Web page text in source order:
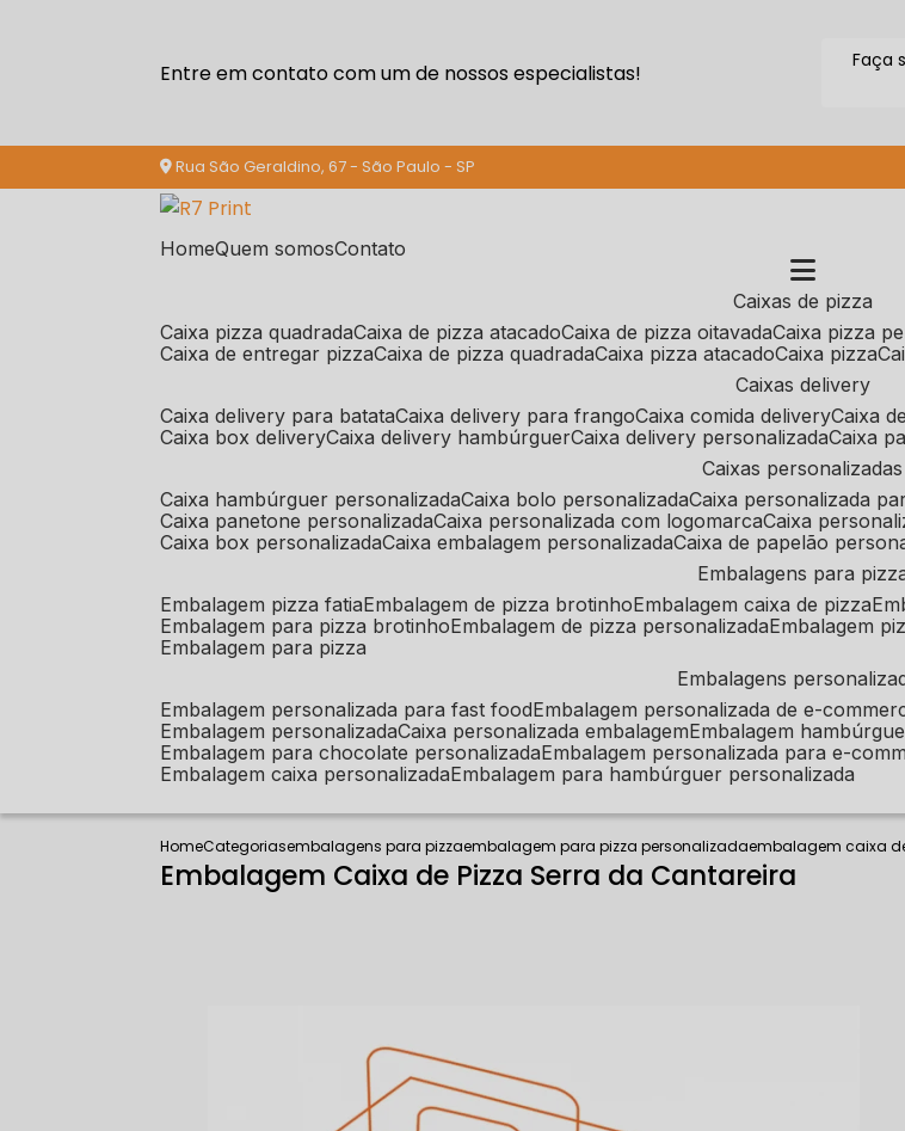
Entre em contato com um de nossos especialistas!
Faça
Rua São Geraldino, 67 - São Paulo - SP
Home Quem somos Contato
caixas de pizza
caixa pizza quadrada caixa de pizza atacado caixa de pizza oitavada caixa pizza
caixa de entregar pizza caixa de pizza quadrada caixa pizza atacado caixa pizza
caixas delivery
caixa delivery para batata caixa delivery para frango caixa comida delivery caixa
caixa box delivery caixa delivery hambúrguer caixa delivery personalizada caixa
caixas personalizadas
caixa hambúrguer personalizada caixa bolo personalizada caixa personalizada
caixa panetone personalizada caixa personalizada com logomarca caixa
caixa box personalizada caixa embalagem personalizada caixa de papelão
embalagens para
embalagem pizza fatia embalagem de pizza brotinho embalagem caixa de pizza
embalagem para pizza brotinho embalagem de pizza personalizada embalagem
embalagem para pizza
embalagens
embalagem personalizada para fast food embalagem personalizada de e-
embalagem personalizada caixa personalizada embalagem embalagem
embalagem para chocolate personalizada embalagem personalizada para e-
embalagem caixa personalizada embalagem para hambúrguer personalizada
HomeCategoriasembalagens para pizzaembalagem para pizza personalizadaembalagem caixa
Embalagem Caixa de Pizza Serra da Cantareira